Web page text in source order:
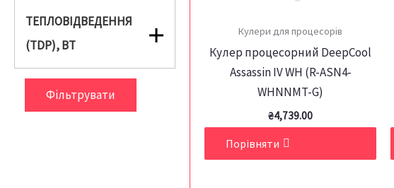
ТЕПЛОВІДВЕДЕННЯ
(TDP), ВТ
Фільтрувати
Кулери для процесорів
Кулер процесорний DeepCool
Assassin IV WH (R-ASN4-
WHNNMT-G)
₴4,739.00
Порівняти